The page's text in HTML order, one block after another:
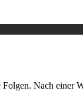
Nach einer